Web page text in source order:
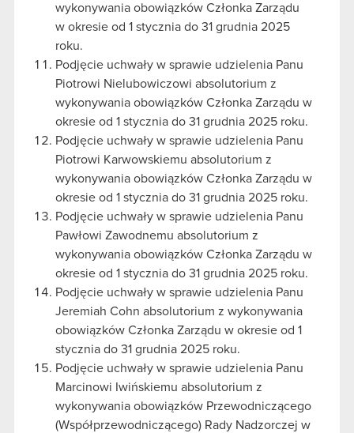
wykonywania obowiązków Członka Zarządu
w okresie od 1 stycznia do 31 grudnia 2025
roku.
Podjęcie uchwały w sprawie udzielenia Panu
Piotrowi Nielubowiczowi absolutorium z
wykonywania obowiązków Członka Zarządu w
okresie od 1 stycznia do 31 grudnia 2025 roku.
Podjęcie uchwały w sprawie udzielenia Panu
Piotrowi Karwowskiemu absolutorium z
wykonywania obowiązków Członka Zarządu w
okresie od 1 stycznia do 31 grudnia 2025 roku.
Podjęcie uchwały w sprawie udzielenia Panu
Pawłowi Zawodnemu absolutorium z
wykonywania obowiązków Członka Zarządu w
okresie od 1 stycznia do 31 grudnia 2025 roku.
Podjęcie uchwały w sprawie udzielenia Panu
Jeremiah Cohn absolutorium z wykonywania
obowiązków Członka Zarządu w okresie od 1
stycznia do 31 grudnia 2025 roku.
Podjęcie uchwały w sprawie udzielenia Panu
Marcinowi Iwińskiemu absolutorium z
wykonywania obowiązków Przewodniczącego
(Współprzewodniczącego) Rady Nadzorczej w